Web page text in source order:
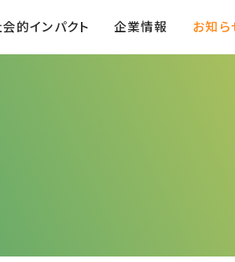
的インパクト 企業情報 お知ら